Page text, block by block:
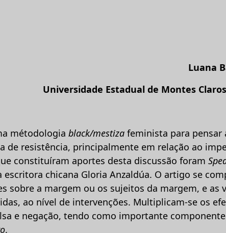
Luana
Universidade Estadual de Montes
métodologia black/mestiza feminista para pensar
resistência, principalmente em relação ao
constituíram aportes desta discussão foram
escritora chicana Gloria Anzaldúa. O artigo se
sobre a margem ou os sujeitos da margem, e as
ao nível de intervenções. Multiplicam-se os
e negação, tendo como importante
.